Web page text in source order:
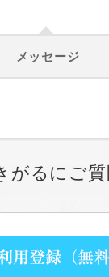
メッセージ
るにご質